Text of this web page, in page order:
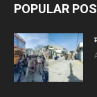
POPULAR